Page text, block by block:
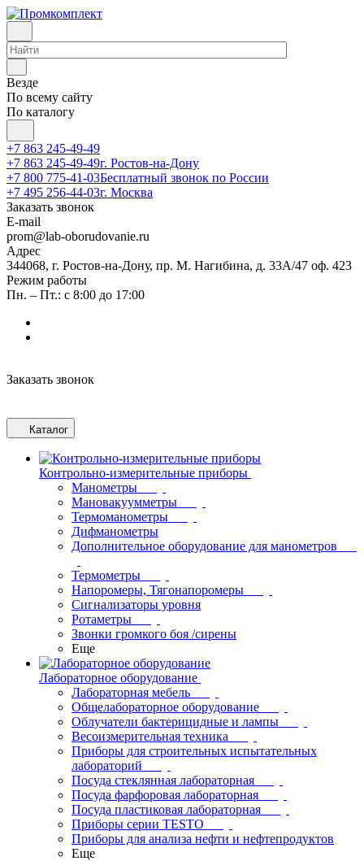
Везде
По всему сайту
По каталогу
+7 863 245-49-49
+7 863 245-49-49г. Ростов-на-Дону
+7 800 775-41-03Бесплатный звонок по России
+7 495 256-44-03г. Москва
Заказать звонок
E-mail
prom@lab-oborudovanie.ru
Адрес
344068, г. Ростов-на-Дону, пр. М. Нагибина, д. 33А/47 оф. 423
Режим работы
Пн. – Пт.: с 8:00 до 17:00
Заказать звонок
Каталог
Контрольно-измерительные приборы
Манометры
Мановакуумметры
Термоманометры
Дифманометры
Дополнительное оборудование для манометров
Термометры
Напоромеры, Тягонапоромеры
Сигнализаторы уровня
Ротаметры
Звонки громкого боя /сирены
Еще
Лабораторное оборудование
Лабораторная мебель
Общелабораторное оборудование
Облучатели бактерицидные и лампы
Весоизмерительная техника
Приборы для строительных испытательных
лабораторий
Посуда стеклянная лабораторная
Посуда фарфоровая лабораторная
Посуда пластиковая лабораторная
Приборы серии TESTO
Приборы для анализа нефти и нефтепродуктов
Еще